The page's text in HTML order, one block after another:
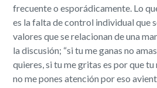
frecuente o esporádicamente. Lo
es la falta de control individual que
valores que se relacionan de una
la discusión; ​“si tu me ganas no
quieres, si tu me gritas es por que
no me pones atención por eso